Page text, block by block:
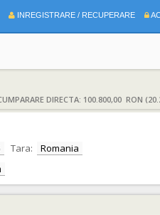
INREGISTRARE / RECUPERARE
DIRECTA: 100.800,00 RON
Tara:
Romania